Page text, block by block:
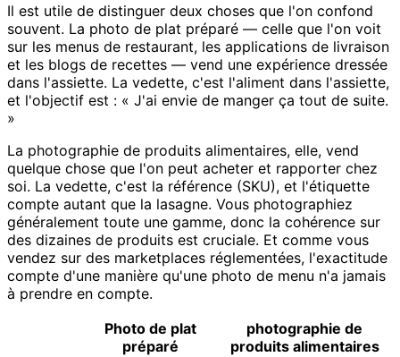
Il est utile de distinguer deux choses que l'on confond
souvent. La photo de plat préparé — celle que l'on voit
sur les menus de restaurant, les applications de livraison
et les blogs de recettes — vend une expérience dressée
dans l'assiette. La vedette, c'est l'aliment dans l'assiette,
et l'objectif est : « J'ai envie de manger ça tout de suite.
»
La photographie de produits alimentaires, elle, vend
quelque chose que l'on peut acheter et rapporter chez
soi. La vedette, c'est la référence (SKU), et l'étiquette
compte autant que la lasagne. Vous photographiez
généralement toute une gamme, donc la cohérence sur
des dizaines de produits est cruciale. Et comme vous
vendez sur des marketplaces réglementées, l'exactitude
compte d'une manière qu'une photo de menu n'a jamais
à prendre en compte.
Photo de plat
préparé
photographie de
produits alimentaires